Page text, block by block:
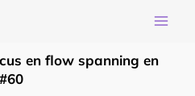
en flow spanning en